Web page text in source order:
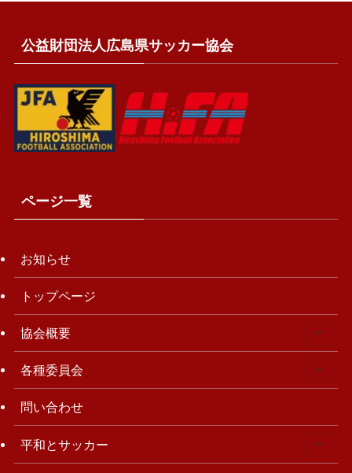
公益財団法人広島県サッカー協会
ページ一覧
お知らせ
トップページ
協会概要
各種委員会
問い合わせ
平和とサッカー